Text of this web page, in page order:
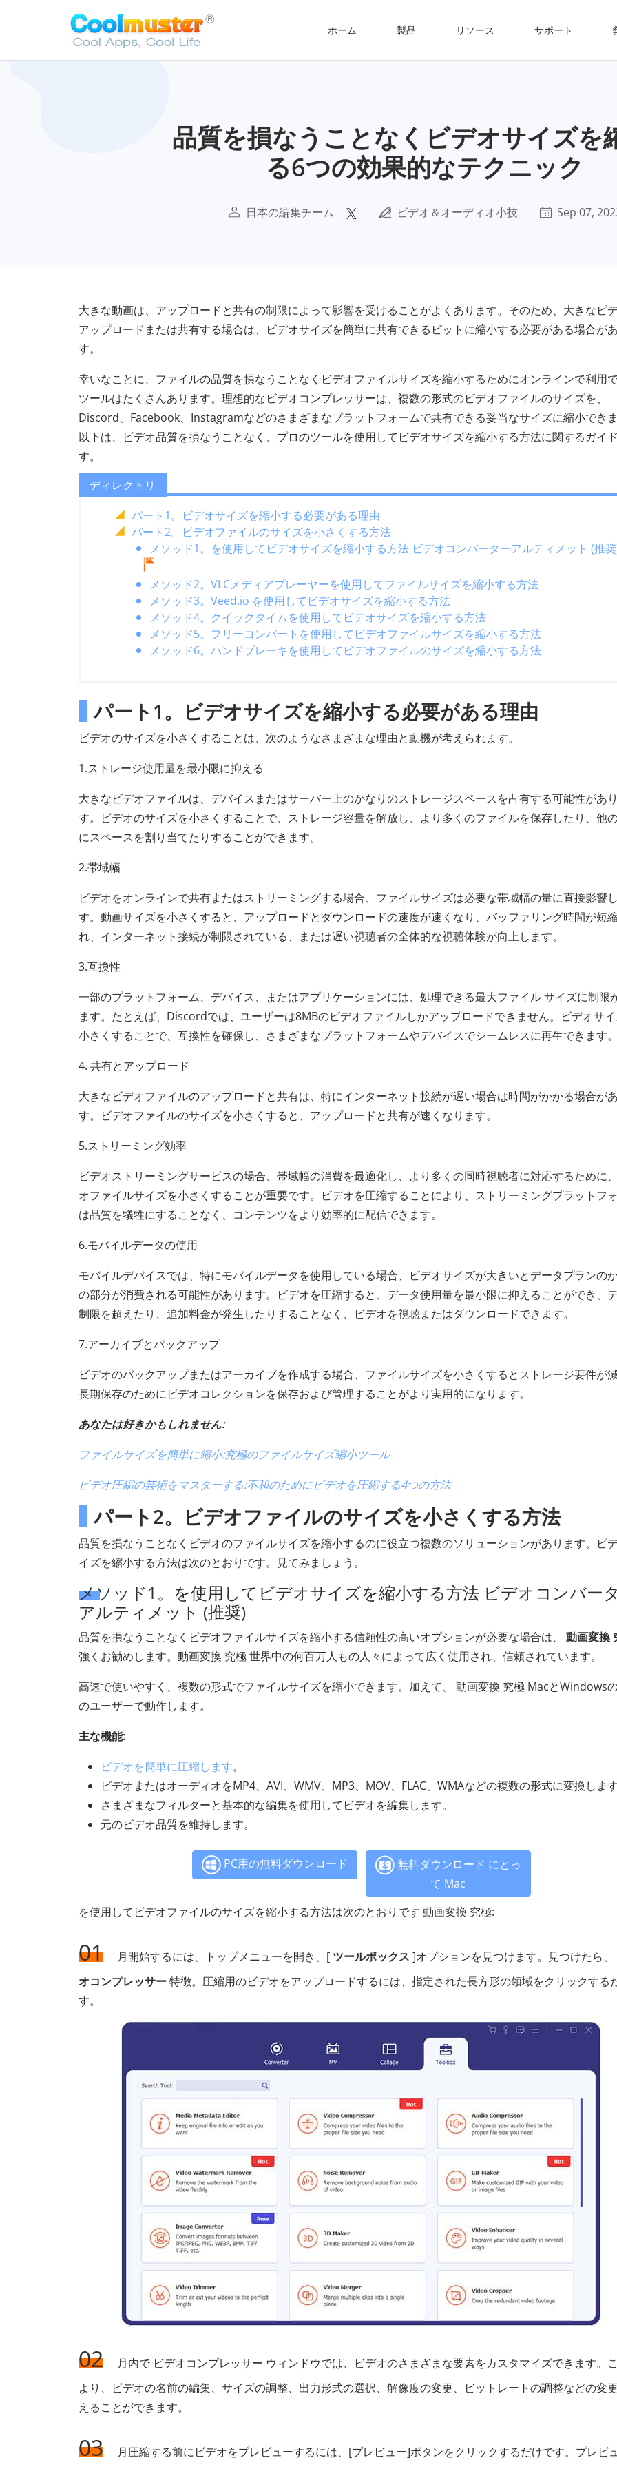
ホーム 製品 リソース サポート
品質を損なうことなくビデオサイズを
る6つの効果的なテクニック
日本の編集チーム ビデオ＆オーディオ小技 Sep 07,
大きな動画は、アップロードと共有の制限によって影響を受けることがよくあります。そのため、大きなビ
アップロードまたは共有する場合は、ビデオサイズを簡単に共有できるビットに縮小する必要がある場合が
す。
幸いなことに、ファイルの品質を損なうことなくビデオファイルサイズを縮小するためにオンラインで利用
ツールはたくさんあります。理想的なビデオコンプレッサーは、複数の形式のビデオファイルのサイズを、
Discord、Facebook、Instagramなどのさまざまなプラットフォームで共有できる妥当なサイズに縮小できま
以下は、ビデオ品質を損なうことなく、プロのツールを使用してビデオサイズを縮小する方法に関するガイ
す。
ディレクトリ
パート1。ビデオサイズを縮小する必要がある理由
パート2。ビデオファイルのサイズを小さくする方法
メソッド1。を使用してビデオサイズを縮小する方法 ビデオコンバーターアルティメット (推
メソッド2。VLCメディアプレーヤーを使用してファイルサイズを縮小する方法
メソッド3。Veed.io を使用してビデオサイズを縮小する方法
メソッド4。クイックタイムを使用してビデオサイズを縮小する方法
メソッド5。フリーコンバートを使用してビデオファイルサイズを縮小する方法
メソッド6。ハンドブレーキを使用してビデオファイルのサイズを縮小する方法
パート1。ビデオサイズを縮小する必要がある理由
ビデオのサイズを小さくすることは、次のようなさまざまな理由と動機が考えられます。
1.ストレージ使用量を最小限に抑える
大きなビデオファイルは、デバイスまたはサーバー上のかなりのストレージスペースを占有する可能性があ
す。ビデオのサイズを小さくすることで、ストレージ容量を解放し、より多くのファイルを保存したり、他
にスペースを割り当てたりすることができます。
2.帯域幅
ビデオをオンラインで共有またはストリーミングする場合、ファイルサイズは必要な帯域幅の量に直接影響
す。動画サイズを小さくすると、アップロードとダウンロードの速度が速くなり、バッファリング時間が短
れ、インターネット接続が制限されている、または遅い視聴者の全体的な視聴体験が向上します。
3.互換性
一部のプラットフォーム、デバイス、またはアプリケーションには、処理できる最大ファイル サイズに制限
ます。たとえば、Discordでは、ユーザーは8MBのビデオファイルしかアップロードできません。ビデオサ
小さくすることで、互換性を確保し、さまざまなプラットフォームやデバイスでシームレスに再生できます。
4. 共有とアップロード
大きなビデオファイルのアップロードと共有は、特にインターネット接続が遅い場合は時間がかかる場合が
す。ビデオファイルのサイズを小さくすると、アップロードと共有が速くなります。
5.ストリーミング効率
ビデオストリーミングサービスの場合、帯域幅の消費を最適化し、より多くの同時視聴者に対応するために
オファイルサイズを小さくすることが重要です。ビデオを圧縮することにより、ストリーミングプラットフ
は品質を犠牲にすることなく、コンテンツをより効率的に配信できます。
6.モバイルデータの使用
モバイルデバイスでは、特にモバイルデータを使用している場合、ビデオサイズが大きいとデータプランの
の部分が消費される可能性があります。ビデオを圧縮すると、データ使用量を最小限に抑えることができ、
制限を超えたり、追加料金が発生したりすることなく、ビデオを視聴またはダウンロードできます。
7.アーカイブとバックアップ
ビデオのバックアップまたはアーカイブを作成する場合、ファイルサイズを小さくするとストレージ要件が減
長期保存のためにビデオコレクションを保存および管理することがより実用的になります。
あなたは好きかもしれません:
ファイルサイズを簡単に縮小:究極のファイルサイズ縮小ツール
ビデオ圧縮の芸術をマスターする:不和のためにビデオを圧縮する4つの方法
パート2。ビデオファイルのサイズを小さくする方法
品質を損なうことなくビデオのファイルサイズを縮小するのに役立つ複数のソリューションがあります。ビ
イズを縮小する方法は次のとおりです。見てみましょう。
メソッド1。を使用してビデオサイズを縮小する方法 ビデオコンバー
アルティメット (推奨)
品質を損なうことなくビデオファイルサイズを縮小する信頼性の高いオプションが必要な場合は、 動画変換
強くお勧めします。動画変換 究極 世界中の何百万人もの人々によって広く使用され、信頼されています。
高速で使いやすく、複数の形式でファイルサイズを縮小できます。加えて、 動画変換 究極 MacとWindows
のユーザーで動作します。
主な機能:
ビデオを簡単に圧縮します。
ビデオまたはオーディオをMP4、AVI、WMV、MP3、MOV、FLAC、WMAなどの複数の形式に変換します
さまざまなフィルターと基本的な編集を使用してビデオを編集します。
元のビデオ品質を維持します。
PC用の無料ダウンロード
無料ダウンロード にとっ
て Mac
を使用してビデオファイルのサイズを縮小する方法は次のとおりです 動画変換 究極:
01 月開始するには、トップメニューを開き、[ ツールボックス ]オプションを見つけます。見つけたら、
オコンプレッサー特徴。圧縮用のビデオをアップロードするには、指定された長方形の領域をクリックする
す。
02
月内で ビデオコンプレッサー ウィンドウでは、ビデオのさまざまな要素をカスタマイズできます。
より、ビデオの名前の編集、サイズの調整、出力形式の選択、解像度の変更、ビットレートの調整などの変
えることができます。
03 月圧縮する前にビデオをプレビューするには、[プレビュー]ボタンをクリックするだけです。プレビ